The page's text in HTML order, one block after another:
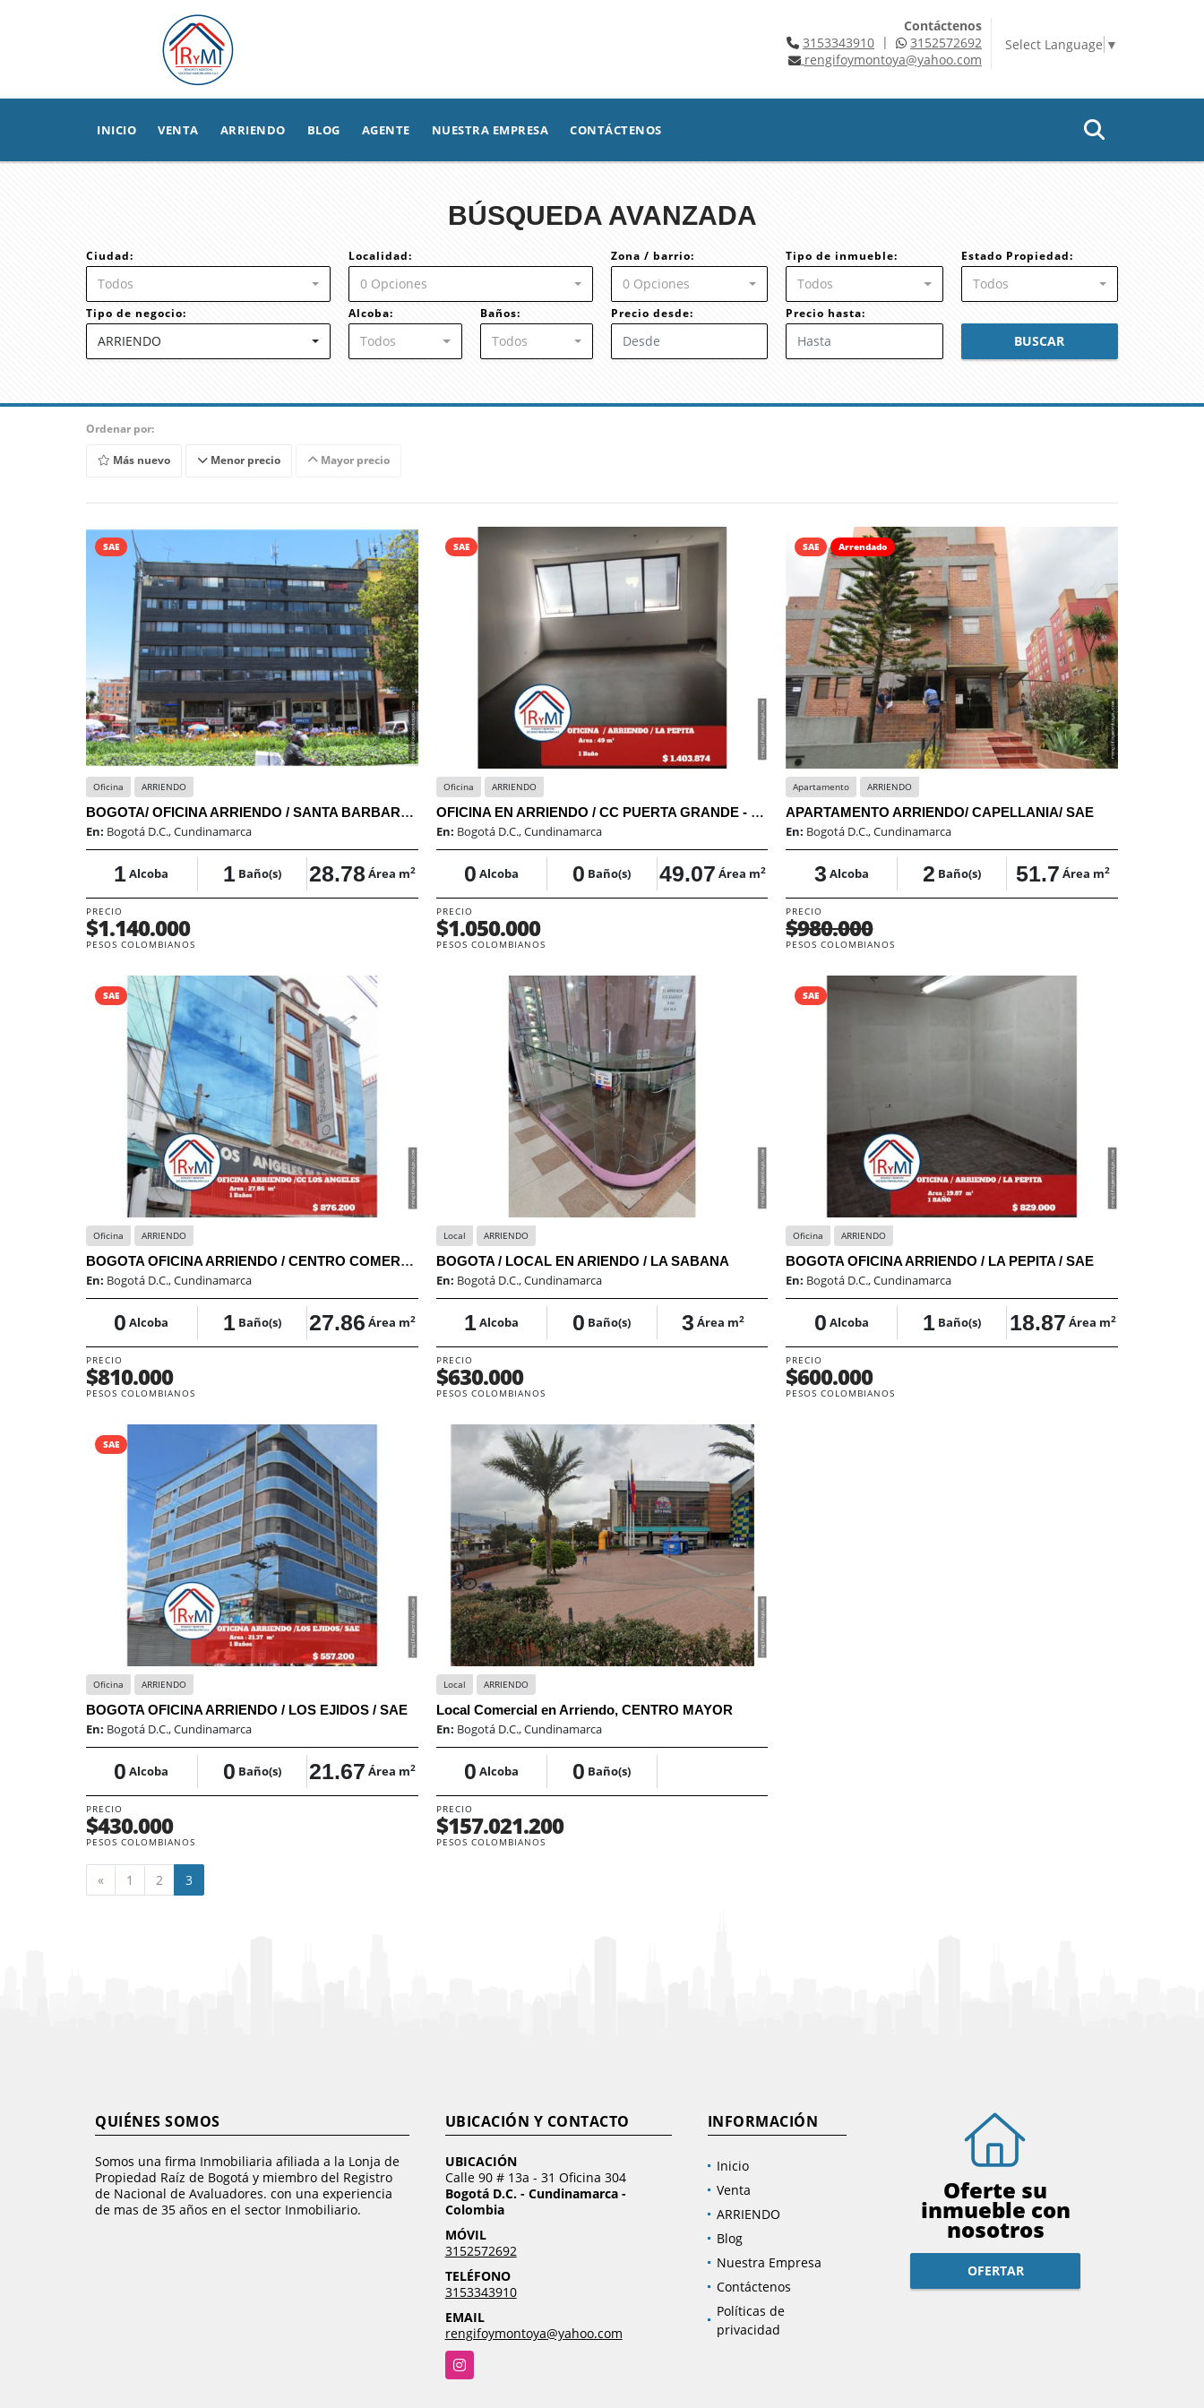
Contáctenos
3153343910|
3152572692
rengifoymontoya@yahoo.com
Select Language ▼
INICIO VENTA ARRIENDO BLOG AGENTE NUESTRA EMPRESA CONTÁCTENOS
BÚSQUEDA AVANZADA
Ciudad:
Todos
Localidad:
0 Opciones
Zona / barrio:
0 Opciones
Tipo de inmueble:
Todos
Estado Propiedad:
Todos
Tipo de negocio:
ARRIENDO
Alcoba:
Todos
Baños:
Todos
Precio desde: Precio hasta:
BUSCAR
Ordenar por:
Más nuevo Menor precio Mayor precio
SAE
Oficina ARRIENDO
BOGOTA/ OFICINA ARRIENDO / SANTA BARBARA / SAE
En: Bogotá D.C., Cundinamarca
1Alcoba 1 Baño(s) 28.78Área m2
PRECIO
$1.140.000
PESOS COLOMBIANOS
SAE
Oficina ARRIENDO
OFICINA EN ARRIENDO / CC PUERTA GRANDE - LA PEPITA / SAE
En: Bogotá D.C., Cundinamarca
0 Alcoba 0 Baño(s) 49.07 Área m2
PRECIO
$1.050.000
PESOS COLOMBIANOS
SAE Arrendado
Apartamento ARRIENDO
APARTAMENTO ARRIENDO/ CAPELLANIA/ SAE
En: Bogotá D.C., Cundinamarca
3 Alcoba 2 Baño(s) 51.7 Área m2
PRECIO
$980.000
PESOS COLOMBIANOS
SAE
Oficina ARRIENDO
BOGOTA OFICINA ARRIENDO / CENTRO COMERCIAL LOS ANGELES PLAZA / SAE
En: Bogotá D.C., Cundinamarca
0 Alcoba 1 Baño(s) 27.86 Área m2
PRECIO
$810.000
PESOS COLOMBIANOS
Local ARRIENDO
BOGOTA / LOCAL EN ARIENDO / LA SABANA
En: Bogotá D.C., Cundinamarca
1Alcoba 0 Baño(s) 3 Área m2
PRECIO
$630.000
PESOS COLOMBIANOS
SAE
Oficina ARRIENDO
BOGOTA OFICINA ARRIENDO / LA PEPITA / SAE
En: Bogotá D.C., Cundinamarca
0 Alcoba 1 Baño(s) 18.87 Área m2
PRECIO
$600.000
PESOS COLOMBIANOS
SAE
Oficina ARRIENDO
BOGOTA OFICINA ARRIENDO / LOS EJIDOS / SAE
En: Bogotá D.C., Cundinamarca
0 Alcoba 0 Baño(s) 21.67 Área m2
PRECIO
$430.000
PESOS COLOMBIANOS
Local ARRIENDO
Local Comercial en Arriendo, CENTRO MAYOR
En: Bogotá D.C., Cundinamarca
0 Alcoba 0 Baño(s)
PRECIO
$157.021.200
PESOS COLOMBIANOS
« Anterior
1 2 3
QUIÉNES SOMOS
Somos una firma Inmobiliaria afiliada a la Lonja de
Propiedad Raíz de Bogotá y miembro del Registro
de Nacional de Avaluadores. con una experiencia
de mas de 35 años en el sector Inmobiliario.
UBICACIÓN Y CONTACTO
UBICACIÓN
Calle 90 # 13a - 31 Oficina 304
Bogotá D.C. - Cundinamarca -
Colombia
MÓVIL
3152572692
TELÉFONO
3153343910
EMAIL
rengifoymontoya@yahoo.com
Instagram
INFORMACIÓN
Inicio
Venta
ARRIENDO
Blog
Nuestra Empresa
Contáctenos
Políticas de
privacidad
Oferte su
inmueble con
nosotros
OFERTAR